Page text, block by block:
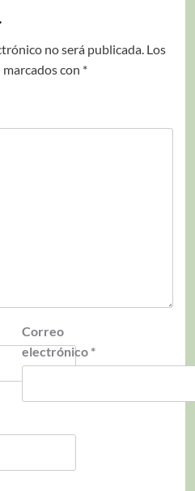
no será publicada. Los
con *
Correo
electrónico *